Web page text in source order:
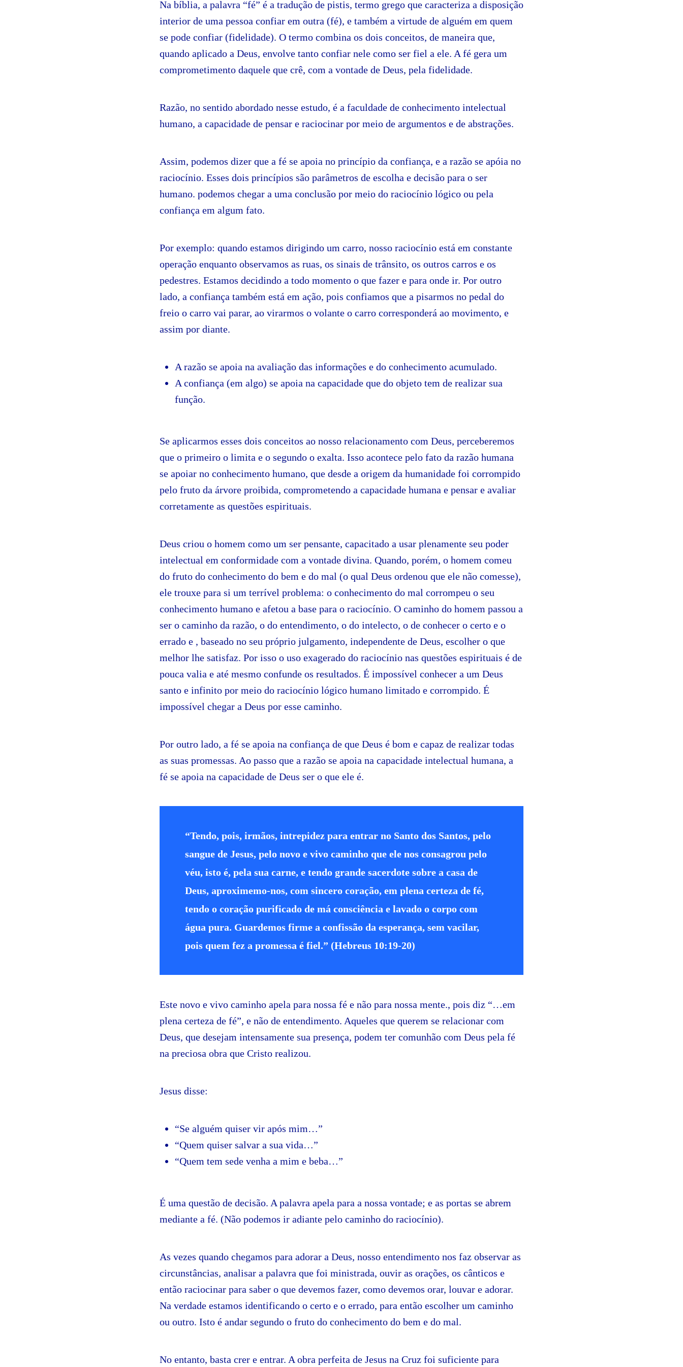
Na bíblia, a palavra “fé” é a tradução de pistis, termo grego que caracteriza a disposição
interior de uma pessoa confiar em outra (fé), e também a virtude de alguém em quem
se pode confiar (fidelidade). O termo combina os dois conceitos, de maneira que,
quando aplicado a Deus, envolve tanto confiar nele como ser fiel a ele. A fé gera um
comprometimento daquele que crê, com a vontade de Deus, pela fidelidade.
Razão, no sentido abordado nesse estudo, é a faculdade de conhecimento intelectual
humano, a capacidade de pensar e raciocinar por meio de argumentos e de abstrações.
Assim, podemos dizer que a fé se apoia no princípio da confiança, e a razão se apóia no
raciocínio. Esses dois princípios são parâmetros de escolha e decisão para o ser
humano. podemos chegar a uma conclusão por meio do raciocínio lógico ou pela
confiança em algum fato.
Por exemplo: quando estamos dirigindo um carro, nosso raciocínio está em constante
operação enquanto observamos as ruas, os sinais de trânsito, os outros carros e os
pedestres. Estamos decidindo a todo momento o que fazer e para onde ir. Por outro
lado, a confiança também está em ação, pois confiamos que a pisarmos no pedal do
freio o carro vai parar, ao virarmos o volante o carro corresponderá ao movimento, e
assim por diante.
A razão se apoia na avaliação das informações e do conhecimento acumulado.
A confiança (em algo) se apoia na capacidade que do objeto tem de realizar sua
função.
Se aplicarmos esses dois conceitos ao nosso relacionamento com Deus, perceberemos
que o primeiro o limita e o segundo o exalta. Isso acontece pelo fato da razão humana
se apoiar no conhecimento humano, que desde a origem da humanidade foi corrompido
pelo fruto da árvore proibida, comprometendo a capacidade humana e pensar e avaliar
corretamente as questões espirituais.
Deus criou o homem como um ser pensante, capacitado a usar plenamente seu poder
intelectual em conformidade com a vontade divina. Quando, porém, o homem comeu
do fruto do conhecimento do bem e do mal (o qual Deus ordenou que ele não comesse),
ele trouxe para si um terrível problema: o conhecimento do mal corrompeu o seu
conhecimento humano e afetou a base para o raciocínio. O caminho do homem passou a
ser o caminho da razão, o do entendimento, o do intelecto, o de conhecer o certo e o
errado e , baseado no seu próprio julgamento, independente de Deus, escolher o que
melhor lhe satisfaz. Por isso o uso exagerado do raciocínio nas questões espirituais é de
pouca valia e até mesmo confunde os resultados. É impossível conhecer a um Deus
santo e infinito por meio do raciocínio lógico humano limitado e corrompido. É
impossível chegar a Deus por esse caminho.
Por outro lado, a fé se apoia na confiança de que Deus é bom e capaz de realizar todas
as suas promessas. Ao passo que a razão se apoia na capacidade intelectual humana, a
fé se apoia na capacidade de Deus ser o que ele é.
“Tendo, pois, irmãos, intrepidez para entrar no Santo dos Santos, pelo
sangue de Jesus, pelo novo e vivo caminho que ele nos consagrou pelo
véu, isto é, pela sua carne, e tendo grande sacerdote sobre a casa de
Deus, aproximemo-nos, com sincero coração, em plena certeza de fé,
tendo o coração purificado de má consciência e lavado o corpo com
água pura. Guardemos firme a confissão da esperança, sem vacilar,
pois quem fez a promessa é fiel.” (Hebreus 10:19-20)
Este novo e vivo caminho apela para nossa fé e não para nossa mente., pois diz “…em
plena certeza de fé”, e não de entendimento. Aqueles que querem se relacionar com
Deus, que desejam intensamente sua presença, podem ter comunhão com Deus pela fé
na preciosa obra que Cristo realizou.
Jesus disse:
“Se alguém quiser vir após mim…”
“Quem quiser salvar a sua vida…”
“Quem tem sede venha a mim e beba…”
É uma questão de decisão. A palavra apela para a nossa vontade; e as portas se abrem
mediante a fé. (Não podemos ir adiante pelo caminho do raciocínio).
As vezes quando chegamos para adorar a Deus, nosso entendimento nos faz observar as
circunstâncias, analisar a palavra que foi ministrada, ouvir as orações, os cânticos e
então raciocinar para saber o que devemos fazer, como devemos orar, louvar e adorar.
Na verdade estamos identificando o certo e o errado, para então escolher um caminho
ou outro. Isto é andar segundo o fruto do conhecimento do bem e do mal.
No entanto, basta crer e entrar. A obra perfeita de Jesus na Cruz foi suficiente para